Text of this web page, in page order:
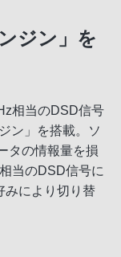
ジン」を
相当のDSD信号
ン」を搭載。ソ
タの情報量を損
当のDSD信号に
みにより切り替